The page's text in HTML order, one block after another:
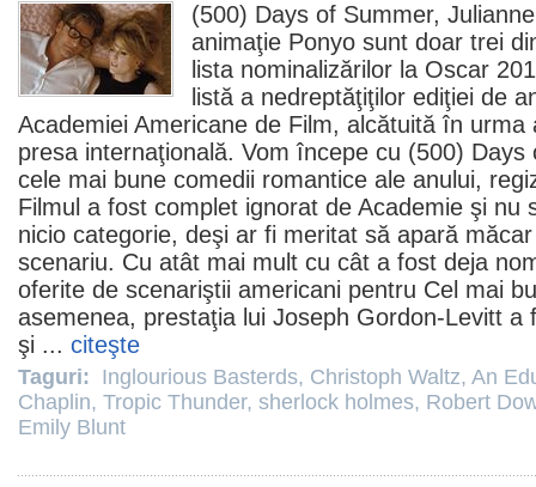
(500) Days of Summer,
animaţie Ponyo sunt doar trei
lista nominalizărilor la Oscar
listă a nedreptăţiţilor ediţiei de
Academiei Americane de Film, alcătuită în urma
presa internaţională. Vom începe cu (500)
cele mai bune comedii romantice ale anului,
Filmul a fost complet ignorat de Academie şi nu
nicio categorie, deşi ar fi meritat să apară
scenariu. Cu atât mai mult cu cât a fost deja
oferite de scenariştii americani pentru Cel mai
asemenea, prestaţia lui Joseph Gordon-Levitt a
şi ... citeşte
Taguri: Inglourious Basterds, Christoph Waltz, An
Chaplin, Tropic Thunder, sherlock holmes, Robert
Emily Blunt